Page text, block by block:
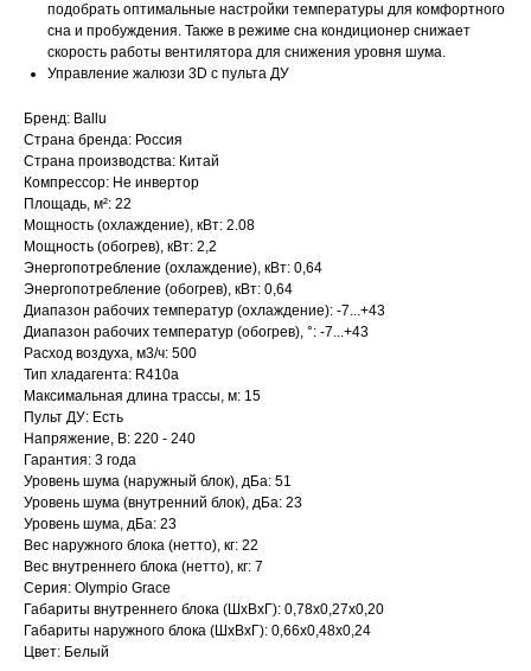
подобрать оптимальные настройки температуры для комфортного
сна и пробуждения. Также в режиме сна кондиционер снижает
скорость работы вентилятора для снижения уровня шума.
Управление жалюзи 3D с пульта ДУ
Бренд: Ballu
Страна бренда: Россия
Страна производства: Китай
Компрессор: Не инвертор
Площадь, м²: 22
Мощность (охлаждение), кВт: 2.08
Мощность (обогрев), кВт: 2,2
Энергопотребление (охлаждение), кВт: 0,64
Энергопотребление (обогрев), кВт: 0,64
Диапазон рабочих температур (охлаждение): -7...+43
Диапазон рабочих температур (обогрев), °: -7...+43
Расход воздуха, м3/ч: 500
Тип хладагента: R410a
Максимальная длина трассы, м: 15
Пульт ДУ: Есть
Напряжение, В: 220 - 240
Гарантия: 3 года
Уровень шума (наружный блок), дБа: 51
Уровень шума (внутренний блок), дБа: 23
Уровень шума, дБа: 23
Вес наружного блока (нетто), кг: 22
Вес внутреннего блока (нетто), кг: 7
Серия: Olympio Grace
Габариты внутреннего блока (ШхВхГ): 0,78x0,27x0,20
Габариты наружного блока (ШхВхГ): 0,66x0,48x0,24
Цвет: Белый